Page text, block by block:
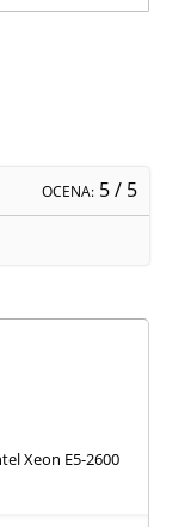
OCENA: 5/ 5
Xeon E5-2600